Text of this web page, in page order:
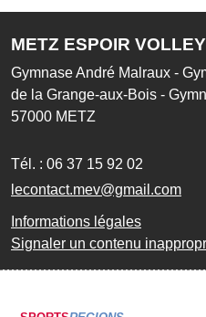
METZ ESPOIR VOLLEY
Gymnase André Malraux -
de la Grange-aux-Bois -
57000 METZ
Tél. : 06 37 15 92 02
lecontact.mev@gmail.com
Informations légales
Signaler un contenu